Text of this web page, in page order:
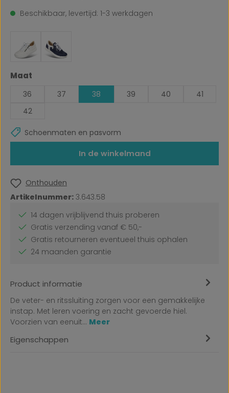
Beschikbaar, levertijd: 1-3 werkdagen
Selecteer
Maat
36 37 38 39 40
41
42
Schoenmaten en pasvorm
In de winkelmand
Onthouden
Artikelnummer: 3.643.58
14 dagen vrijblijvend thuis proberen
Gratis verzending vanaf € 50,-
Gratis retourneren eventueel thuis ophalen
24 maanden garantie
Product informatie
De veter- en ritssluiting zorgen voor een gemakkelijke
instap. Met leren voering en zacht gevoerde hiel.
Voorzien van eenuit… Meer
Eigenschappen